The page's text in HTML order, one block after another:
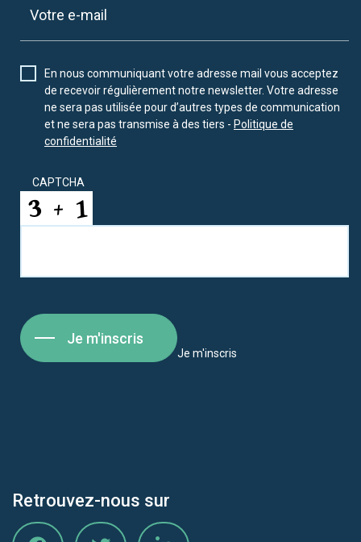
En nous communiquant votre adresse mail vous acceptez
de recevoir régulièrement notre newsletter. Votre adresse
ne sera pas utilisée pour d’autres types de communication
et ne sera pas transmise à des tiers - Politique de
confidentialité
CAPTCHA
Je m'inscris
Je m'inscris
Retrouvez-nous sur